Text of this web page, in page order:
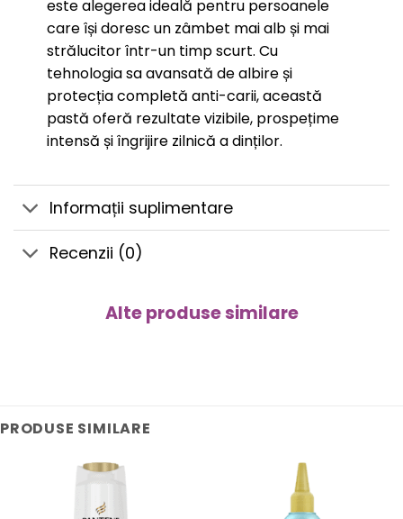
este alegerea ideală pentru persoanele
care își doresc un zâmbet mai alb și mai
strălucitor într-un timp scurt. Cu
tehnologia sa avansată de albire și
protecția completă anti-carii, această
pastă oferă rezultate vizibile, prospețime
intensă și îngrijire zilnică a dinților.
Informații suplimentare
Recenzii (0)
Alte produse similare
PRODUSE SIMILARE